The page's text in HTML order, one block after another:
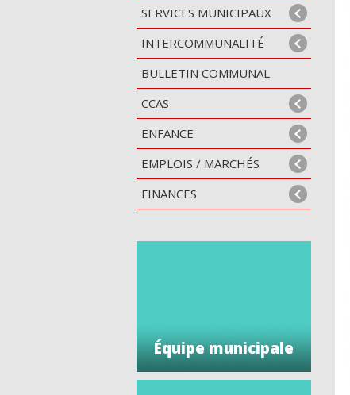
SERVICES MUNICIPAUX
INTERCOMMUNALITÉ
BULLETIN COMMUNAL
CCAS
ENFANCE
EMPLOIS / MARCHÉS
FINANCES
Équipe municipale